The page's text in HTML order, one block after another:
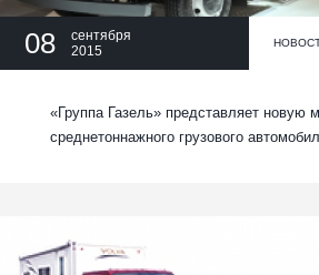
08
сентября
2015
«Группа Газель» представляет новую
среднетоннажного грузового